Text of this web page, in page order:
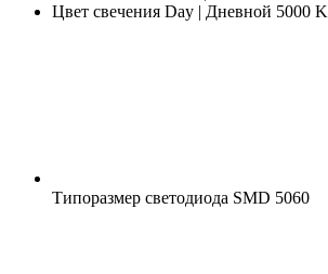
Цвет свечения Day | Дневной 5000 K
Типоразмер светодиода SMD 5060